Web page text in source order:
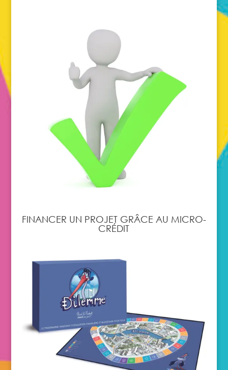
FINANCER UN PROJET GRÂCE AU MICRO-
CRÉDIT